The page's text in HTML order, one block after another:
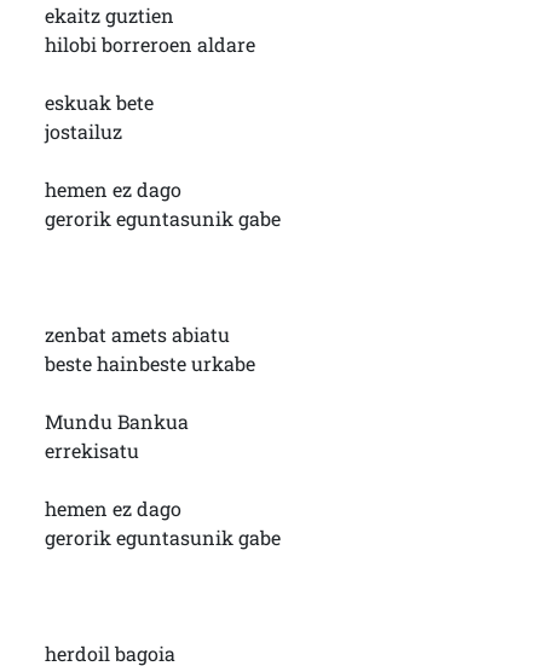
ekaitz guztien
hilobi borreroen aldare
eskuak bete
jostailuz
hemen ez dago
gerorik eguntasunik gabe
zenbat amets abiatu
beste hainbeste urkabe
Mundu Bankua
errekisatu
hemen ez dago
gerorik eguntasunik gabe
herdoil bagoia